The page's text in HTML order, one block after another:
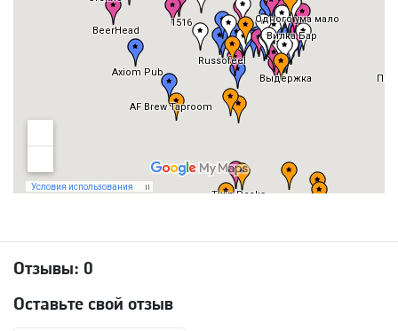
Отзывы: 0
Оставьте свой отзыв